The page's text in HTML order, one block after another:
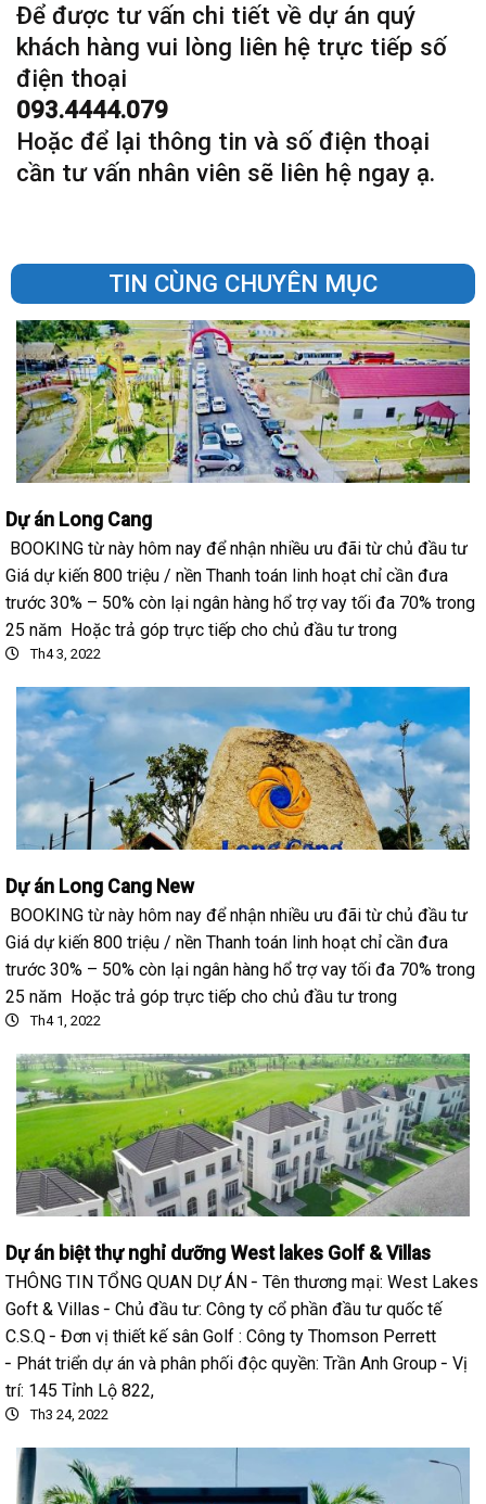
Để được tư vấn chi tiết về dự án quý
khách hàng vui lòng liên hệ trực tiếp số
điện thoại
093.4444.079
Hoặc để lại thông tin và số điện thoại
cần tư vấn nhân viên sẽ liên hệ ngay ạ.
TIN CÙNG CHUYÊN MỤC
Dự án Long Cang
BOOKING từ này hôm nay để nhận nhiều ưu đãi từ chủ đầu tư
Giá dự kiến 800 triệu / nền Thanh toán linh hoạt chỉ cần đưa
trước 30% – 50% còn lại ngân hàng hổ trợ vay tối đa 70% trong
25 năm Hoặc trả góp trực tiếp cho chủ đầu tư trong
Th4 3, 2022
Dự án Long Cang New
BOOKING từ này hôm nay để nhận nhiều ưu đãi từ chủ đầu tư
Giá dự kiến 800 triệu / nền Thanh toán linh hoạt chỉ cần đưa
trước 30% – 50% còn lại ngân hàng hổ trợ vay tối đa 70% trong
25 năm Hoặc trả góp trực tiếp cho chủ đầu tư trong
Th4 1, 2022
Dự án biệt thự nghỉ dưỡng West lakes Golf & Villas
THÔNG TIN TỔNG QUAN DỰ ÁN ╴Tên thương mại: West Lakes
Goft & Villas ╴Chủ đầu tư: Công ty cổ phần đầu tư quốc tế
C.S.Q ╴Đơn vị thiết kế sân Golf : Công ty Thomson Perrett
╴Phát triển dự án và phân phối độc quyền: Trần Anh Group ╴Vị
trí: 145 Tỉnh Lộ 822,
Th3 24, 2022